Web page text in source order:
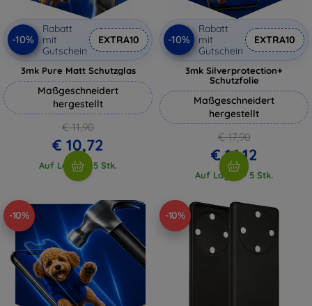
-10%
Rabatt
mit
Gutschein
EXTRA10
3mk Pure Matt Schutzglas
Maßgeschneidert
hergestellt
€ 11,90
€ 10,72
Auf Lager > 5 Stk.
-10%
Rabatt
mit
Gutschein
EXTRA10
3mk Silverprotection+
Schutzfolie
Maßgeschneidert
hergestellt
€ 17,90
€ 16,12
Auf Lager > 5 Stk.
-10% -10%